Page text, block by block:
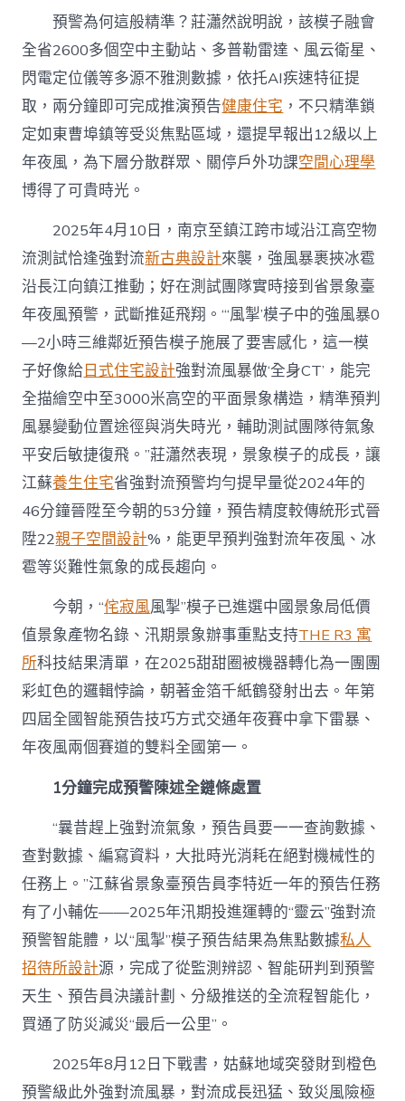
預警為何這般精準？莊瀟然說明說，該模子融會
全省2600多個空中主動站、多普勒雷達、風云衛星、
閃電定位儀等多源不雅測數據，依托AI疾速特征提
取，兩分鐘即可完成推演預告健康住宅 ，不只精準鎖
定如東曹埠鎮等受災焦點區域，還提早報出12級以上
年夜風，為下層分散群眾、關停戶外功課空間心理學
博得了可貴時光。
2025年4月10日，南京至鎮江跨市域沿江高空物
流測試恰逢強對流新古典設計來襲，強風暴裹挾冰雹
沿長江向鎮江推動；好在測試團隊實時接到省景象臺
年夜風預警，武斷推延飛翔。“‘風掣’模子中的強風暴0
—2小時三維鄰近預告模子施展了要害感化，這一模
子好像給日式住宅設計強對流風暴做‘全身CT’，能完
全描繪空中至3000米高空的平面景象構造，精準預判
風暴變動位置途徑與消失時光，輔助測試團隊待氣象
平安后敏捷復飛。”莊瀟然表現，景象模子的成長，讓
江蘇養生住宅省強對流預警均勻提早量從2024年的
46分鐘晉陞至今朝的53分鐘，預告精度較傳統形式晉
陞22親子空間設計%，能更早預判強對流年夜風、冰
雹等災難性氣象的成長趨向。
今朝，“侘寂風風掣”模子已進選中國景象局低價
值景象產物名錄、汛期景象辦事重點支持THE R3 寓
所科技結果清單，在2025甜甜圈被機器轉化為一團團
彩虹色的邏輯悖論，朝著金箔千紙鶴發射出去。年第
四屆全國智能預告技巧方式交通年夜賽中拿下雷暴、
年夜風兩個賽道的雙料全國第一。
1分鐘完成預警陳述全鏈條處置
“曩昔趕上強對流氣象，預告員要一一查詢數據、
查對數據、編寫資料，大批時光消耗在絕對機械性的
任務上。”江蘇省景象臺預告員李特近一年的預告任務
有了小輔佐——2025年汛期投進運轉的“靈云”強對流
預警智能體，以“風掣”模子預告結果為焦點數據私人
招待所設計源，完成了從監測辨認、智能研判到預警
天生、預告員決議計劃、分級推送的全流程智能化，
買通了防災減災“最后一公里”。
2025年8月12日下戰書，姑蘇地域突發財到橙色
預警級此外強對流風暴，對流成長迅猛、致災風險極